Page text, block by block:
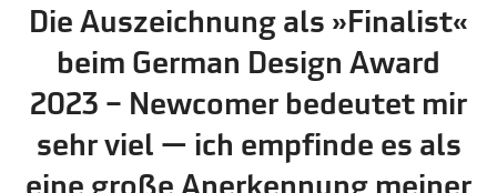
Die Auszeichnung als »Finalist«
beim German Design Award
2023 – Newcomer bedeutet mir
sehr viel — ich empfinde es als